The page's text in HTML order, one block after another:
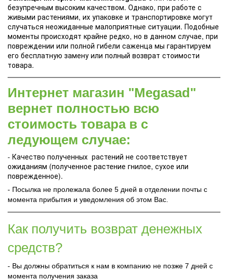
безупречным высоким качеством. Однако, при работе с
живыми растениями, их упаковке и транспортировке могут
случаться неожиданные малоприятные ситуации. Подобные
моменты происходят крайне редко, но в данном случае, при
повреждении или полной гибели саженца мы гарантируем
его бесплатную замену или полный возврат стоимости
товара.
Интернет магазин "Megasad"
вернет полностью всю
стоимость товара в с
ледующем случае:
- Качество полученных растений не соответствует
ожиданиям (полученное растение гнилое, сухое или
поврежденное).
- Посылка не пролежала более 5 дней в отделении почты с
момента прибытия и уведомления об этом Вас.
Как получить возврат денежных
средств?
- Вы должны обратиться к нам в компанию не позже 7 дней с
момента получения заказа